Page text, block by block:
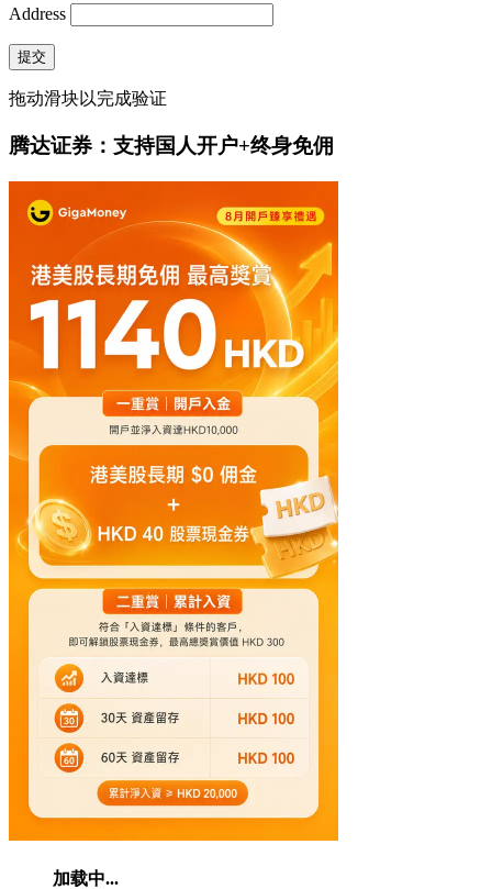
Address
提交
拖动滑块以完成验证
腾达证券：支持国人开户+终身免佣
加载中...